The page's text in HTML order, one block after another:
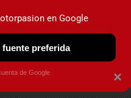
OBSERVATORIO
×
en Google
preferida
de Google